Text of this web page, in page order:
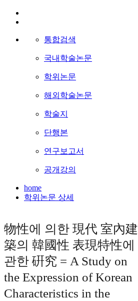
통합검색
국내학술논문
학위논문
해외학술논문
학술지
단행본
연구보고서
공개강의
home
학위논문 상세
物性에 의한 現代 室內建
築의 韓國性 表現特性에
관한 硏究 = A Study on
the Expression of Korean
Characteristics in the